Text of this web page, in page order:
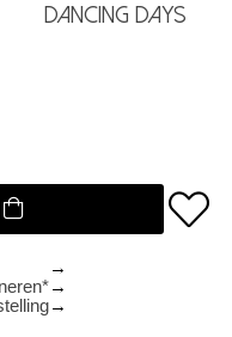
Dancing Days